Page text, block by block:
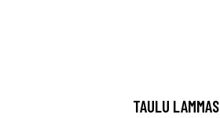
TAULU LAMMAS